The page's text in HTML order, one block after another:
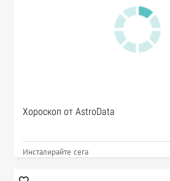
Хороскоп от AstroData
Инсталирайте сега